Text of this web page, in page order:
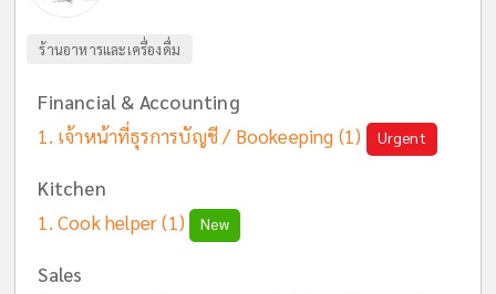
ร้านอาหารและเครื่องดื่ม
Financial & Accounting
เจ้าหน้าที่ธุรการบัญชี / Bookeeping (1) Urgent
Kitchen
Cook helper(1) New
Sales